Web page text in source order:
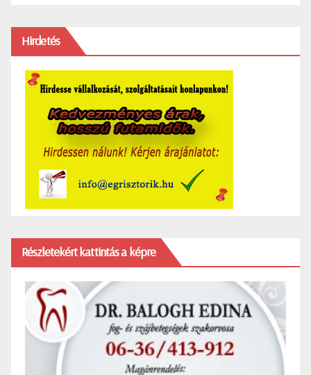
Hirdetés
Részletekért kattintás a képre